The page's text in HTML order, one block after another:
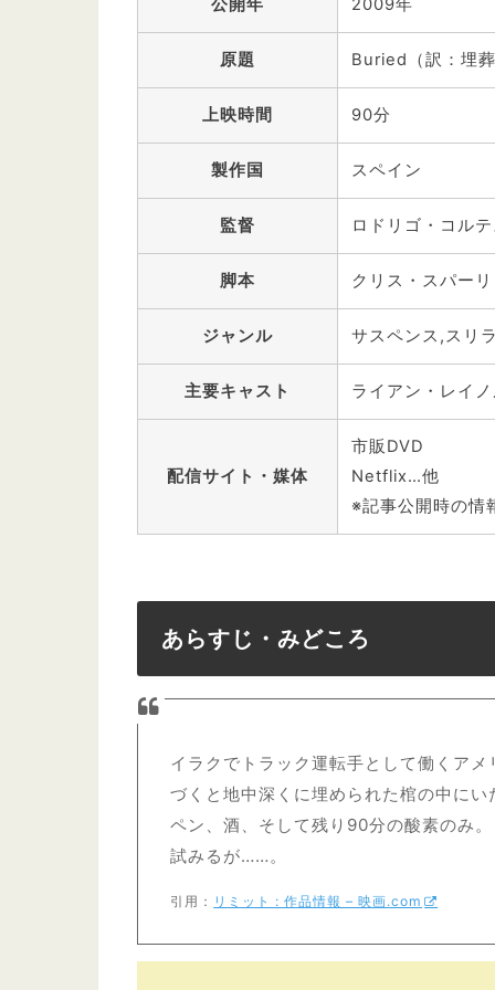
公開年 2009年
原題 Buried（訳：埋
上映時間 90分
製作国 スペイン
監督 ロドリゴ・コル
脚本 クリス・スパー
ジャンル サスペンス,スリ
主要キャスト ライアン・レイ
配信サイト・媒体
市販DVD
Netflix…他
※記事公開時の情
あらすじ・みどころ
イラクでトラック運転手として働くア
づくと地中深くに埋められた棺の中に
ペン、酒、そして残り90分の酸素のみ
試みるが……。
引用： リミット : 作品情報 – 映画.com